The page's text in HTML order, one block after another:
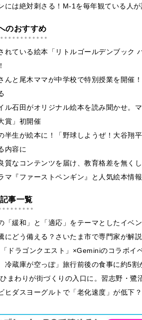
には絶対刺さる！M-1を毎年観ている人
のおすすめ
れている絵本「リトルゴールデンブック
んと尾木ママが中学校で特別授業を開催
ル石田がオリジナル絵本を読み聞かせ。
賞」初開催
半生が絵本に！「野球しようぜ！大谷翔
内容に
質なコンテンツを届け、教育格差を無く
マ『ファーストペンギン』と人気絵本情
事一覧
「緩和」と「適応」をテーマとしたイベ
にどう備える？さいたま市で専門家が解
ドラゴンクエスト」×Geminiのコラボイ
冷蔵庫が空っぽ」旅行前後の食事に約5
まわりが街づくりの入口に。習志野・
ヒダスヨーグルトで「老化速度」が低